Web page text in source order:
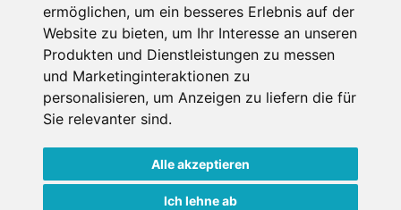
ermöglichen, um ein besseres Erlebnis auf der
Website zu bieten, um Ihr Interesse an unseren
Produkten und Dienstleistungen zu messen
und Marketinginteraktionen zu
personalisieren, um Anzeigen zu liefern die für
Sie relevanter sind.
Alle akzeptieren
Ich lehne ab
WEITERE PORTALE
Schneemenschen.de
Schneehoehen.de
Alpen-Guide.de